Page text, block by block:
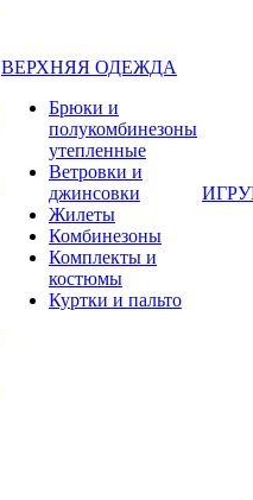
ВЕРХНЯЯ ОДЕЖДА
Брюки и
полукомбинезоны
утепленные
Ветровки и
джинсовки
Жилеты
Комбинезоны
Комплекты и
костюмы
Куртки и пальто